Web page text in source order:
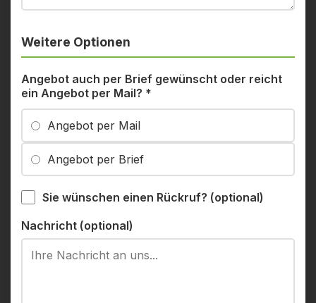
Weitere Optionen
Angebot auch per Brief gewünscht oder reicht
ein Angebot per Mail? *
Angebot per Mail
Angebot per Brief
Sie wünschen einen Rückruf? (optional)
Nachricht (optional)